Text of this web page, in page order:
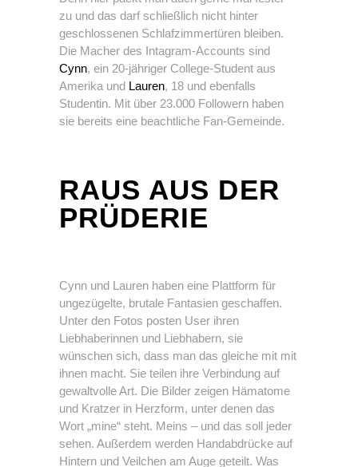
zu und das darf schließlich nicht hinter
geschlossenen Schlafzimmertüren bleiben.
Die Macher des Intagram-Accounts sind
Cynn, ein 20-jähriger College-Student aus
Amerika und Lauren, 18 und ebenfalls
Studentin. Mit über 23.000 Followern haben
sie bereits eine beachtliche Fan-Gemeinde.
RAUS AUS DER
PRÜDERIE
Cynn und Lauren haben eine Plattform für
ungezügelte, brutale Fantasien geschaffen.
Unter den Fotos posten User ihren
Liebhaberinnen und Liebhabern, sie
wünschen sich, dass man das gleiche mit mit
ihnen macht. Sie teilen ihre Verbindung auf
gewaltvolle Art. Die Bilder zeigen Hämatome
und Kratzer in Herzform, unter denen das
Wort „mine“ steht. Meins – und das soll jeder
sehen. Außerdem werden Handabdrücke auf
Hintern und Veilchen am Auge geteilt. Was